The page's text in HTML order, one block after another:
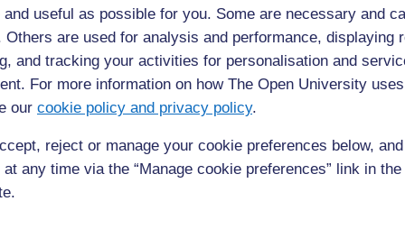
useful as possible for you. Some are necessary and
Others are used for analysis and performance, displaying
and tracking your activities for personalisation and
For more information on how The Open University
our cookie policy and privacy policy.
reject or manage your cookie preferences below,
any time via the “Manage cookie preferences” link in
Pour de plus amples informations, référez-vous à notre foire